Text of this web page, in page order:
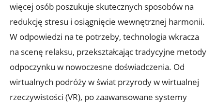
więcej osób poszukuje skutecznych sposobów na
redukcję stresu i osiągnięcie wewnętrznej harmonii.
W odpowiedzi na te potrzeby, technologia wkracza
na scenę relaksu, przekształcając tradycyjne metody
odpoczynku w nowoczesne doświadczenia. Od
wirtualnych podróży w świat przyrody w wirtualnej
rzeczywistości (VR), po zaawansowane systemy